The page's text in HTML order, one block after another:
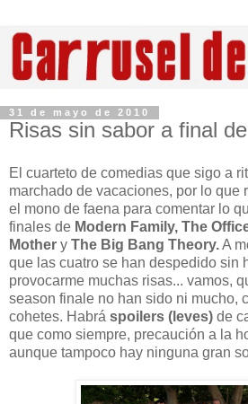
31 de mayo de 2010
Risas sin sabor a final
El cuarteto de comedias que sigo a
marchado de vacaciones, por lo que
el mono de faena para comentar lo
finales de Modern Family, The
Mother y The Big Bang Theory.A
que las cuatro se han despedido sin
provocarme muchas risas... vamos,
season finale no han sido ni mucho,
cohetes. Habrá spoilers (leves) de
que como siempre, precaución a la
aunque tampoco hay ninguna gran